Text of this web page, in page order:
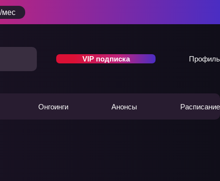
мес
VIP подписка Профиль
Онгоинги Анонсы Расписание